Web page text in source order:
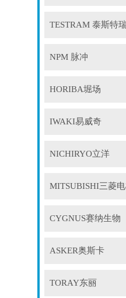
TESTRAM 泰斯特
NPM 脉冲
HORIBA堀场
IWAKI易威奇
NICHIRYO立洋
MITSUBISHI三菱
CYGNUS赛纳生物
ASKER奥斯卡
TORAY东丽